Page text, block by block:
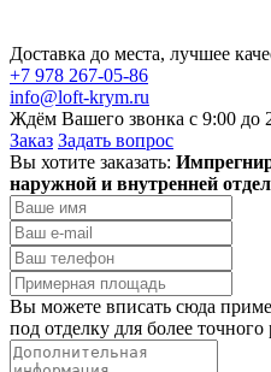
Доставка до места, лучшее
+7 978 267-05-86
info@loft-krym.ru
Ждём Вашего звонка с 9:00 до
Заказ Задать вопрос
Вы хотите заказать:
наружной и внутренней
Вы можете вписать сюда
под отделку для более точного